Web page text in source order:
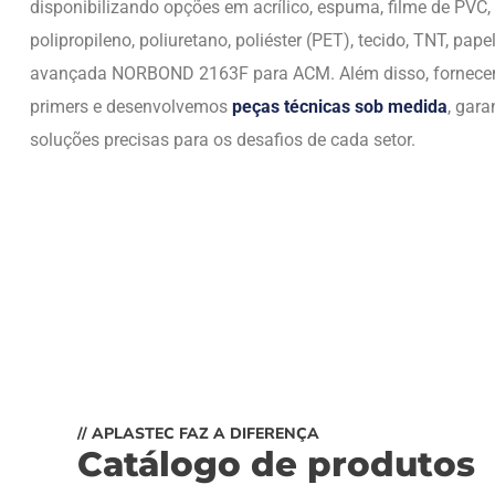
disponibilizando opções em acrílico, espuma, filme de PVC,
polipropileno, poliuretano, poliéster (PET), tecido, TNT,
avançada NORBOND 2163F para ACM. Além disso,
primers e desenvolvemos peças técnicas sob medida,
soluções precisas para os desafios de cada setor.
// APLASTEC FAZ A DIFERENÇA
Catálogo de produtos